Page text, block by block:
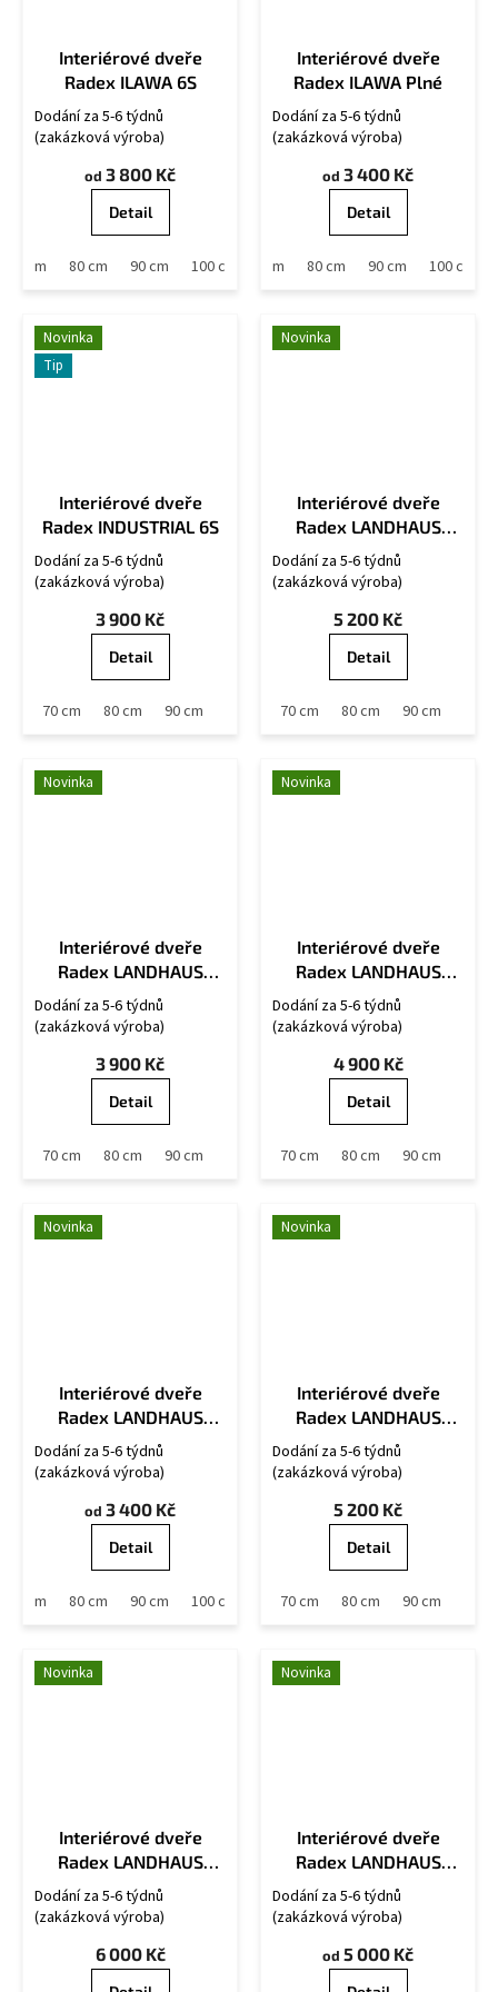
Interiérové dveře
Radex ILAWA 6S
Dodání za 5-6 týdnů
(zakázková výroba)
od 3 800 Kč
Detail
70 cm 80 cm 90 cm 100 cm
Interiérové dveře
Radex ILAWA Plné
Dodání za 5-6 týdnů
(zakázková výroba)
od 3 400 Kč
Detail
60 cm 70 cm 80 cm 90 cm 100 cm
Novinka
Tip
Interiérové dveře
Radex INDUSTRIAL 6S
Dodání za 5-6 týdnů
(zakázková výroba)
3 900 Kč
Detail
70 cm 80 cm 90 cm
Novinka
Interiérové dveře
Radex LANDHAUS
6002/01-LA
Dodání za 5-6 týdnů
(zakázková výroba)
5 200 Kč
Detail
70 cm 80 cm 90 cm
Novinka
Interiérové dveře
Radex LANDHAUS
6002/02B
Dodání za 5-6 týdnů
(zakázková výroba)
3 900 Kč
Detail
70 cm 80 cm 90 cm
Novinka
Interiérové dveře
Radex LANDHAUS
6002/03-LA
Dodání za 5-6 týdnů
(zakázková výroba)
4 900 Kč
Detail
70 cm 80 cm 90 cm
Novinka
Interiérové dveře
Radex LANDHAUS
6002/04
Dodání za 5-6 týdnů
(zakázková výroba)
od 3 400 Kč
Detail
70 cm 80 cm 90 cm 100 cm
Novinka
Interiérové dveře
Radex LANDHAUS
6002/04-LA2
Dodání za 5-6 týdnů
(zakázková výroba)
5 200 Kč
Detail
60 cm 70 cm 80 cm 90 cm
Novinka
Interiérové dveře
Radex LANDHAUS
6002/04-SF9
Dodání za 5-6 týdnů
(zakázková výroba)
6 000 Kč
Novinka
Interiérové dveře
Radex LANDHAUS
6002/LA
Dodání za 5-6 týdnů
(zakázková výroba)
od 5 000 Kč